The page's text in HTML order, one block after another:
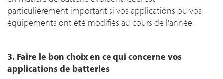
particulièrement important si vos applications ou vos
équipements ont été modifiés au cours de l'année.
3. Faire le bon choix en ce qui concerne vos
applications de batteries